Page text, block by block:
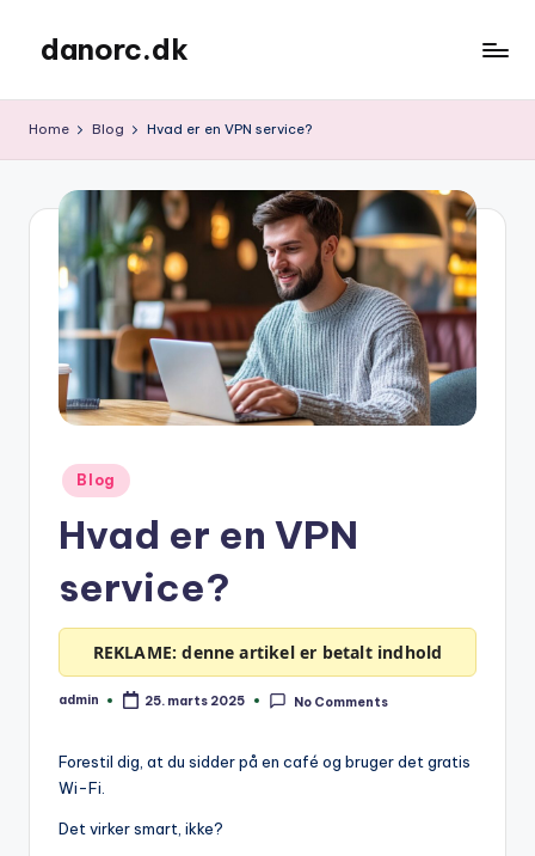
content
danorc.dk
Home Blog Hvad er en VPN service?
Posted
in
Blog
Hvad er en VPN
service?
REKLAME: denne artikel er betalt indhold
Posted
admin 25. marts 2025 No Comments
Forestil dig, at du sidder på en café og bruger det gratis
Wi-Fi.
Det virker smart, ikke?